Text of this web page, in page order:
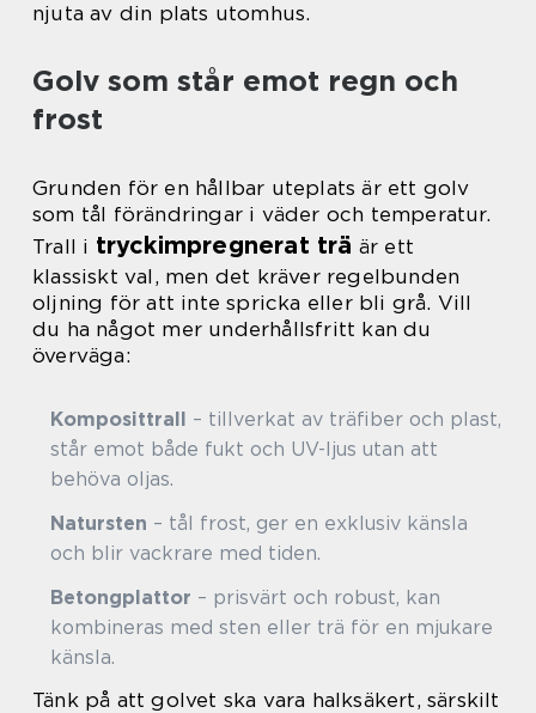
njuta av din plats utomhus.
Golv som står emot regn och
frost
Grunden för en hållbar uteplats är ett golv
som tål förändringar i väder och temperatur.
Trall i tryckimpregnerat trä är ett
klassiskt val, men det kräver regelbunden
oljning för att inte spricka eller bli grå. Vill
du ha något mer underhållsfritt kan du
överväga:
Komposittrall – tillverkat av träfiber och plast,
står emot både fukt och UV-ljus utan att
behöva oljas.
Natursten – tål frost, ger en exklusiv känsla
och blir vackrare med tiden.
Betongplattor – prisvärt och robust, kan
kombineras med sten eller trä för en mjukare
känsla.
Tänk på att golvet ska vara halksäkert, särskilt